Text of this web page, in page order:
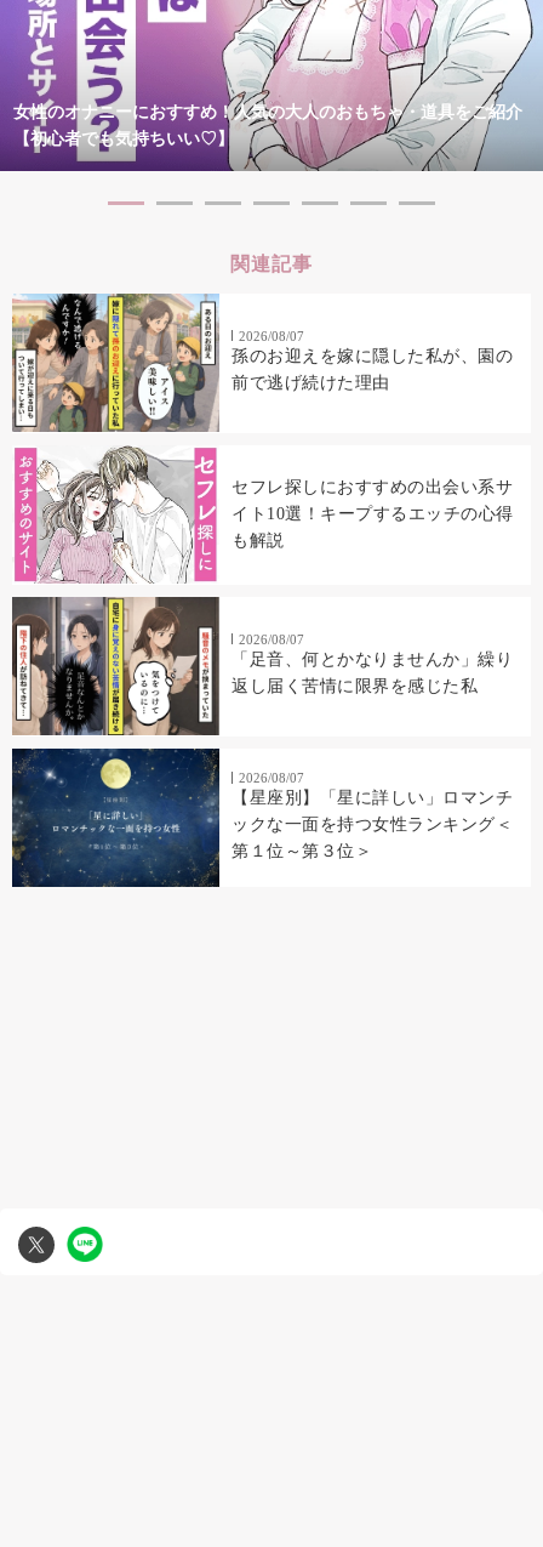
女性のオナニーにおすすめ！人気の大人のおもちゃ・道具をご紹介
【初心者でも気持ちいい♡】
関連記事
2026/08/07
孫のお迎えを嫁に隠した私が、園の
前で逃げ続けた理由
セフレ探しにおすすめの出会い系サ
イト10選！キープするエッチの心得
も解説
2026/08/07
「足音、何とかなりませんか」繰り
返し届く苦情に限界を感じた私
2026/08/07
【星座別】「星に詳しい」ロマンチ
ックな一面を持つ女性ランキング＜
第１位～第３位＞